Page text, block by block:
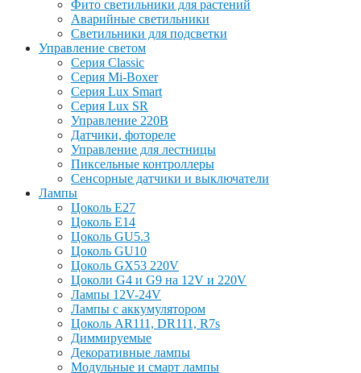
Фито светильники для растений
Аварийные светильники
Светильники для подсветки
Управление светом
Серия Classic
Серия Mi-Boxer
Серия Lux Smart
Серия Lux SR
Управление 220В
Датчики, фотореле
Управление для лестницы
Пиксельные контроллеры
Сенсорные датчики и выключатели
Лампы
Цоколь Е27
Цоколь Е14
Цоколь GU5.3
Цоколь GU10
Цоколь GX53 220V
Цоколи G4 и G9 на 12V и 220V
Лампы 12V-24V
Лампы с аккумулятором
Цоколь AR111, DR111, R7s
Диммируемые
Декоративные лампы
Модульные и смарт лампы